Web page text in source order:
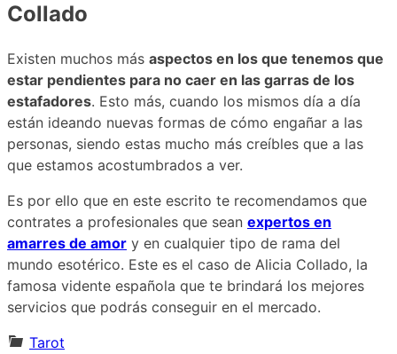
Collado
Existen muchos más aspectos en los que tenemos que
estar pendientes para no caer en las garras de los
estafadores. Esto más, cuando los mismos día a día
están ideando nuevas formas de cómo engañar a las
personas, siendo estas mucho más creíbles que a las
que estamos acostumbrados a ver.
Es por ello que en este escrito te recomendamos que
contrates a profesionales que sean expertos en
amarres de amor y en cualquier tipo de rama del
mundo esotérico. Este es el caso de Alicia Collado, la
famosa vidente española que te brindará los mejores
servicios que podrás conseguir en el mercado.
Tarot